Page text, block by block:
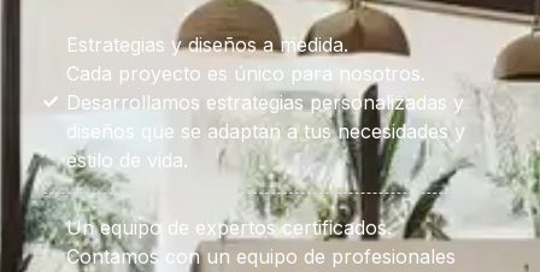
Estrategias y diseños a medida.
Cada proyecto es único para nosotros.
Desarrollamos estrategias personalizadas y
diseños que se adaptan a tus necesidades y
estilo de vida.
Un equipo de expertos certificados.
Contamos con un equipo de profesionales